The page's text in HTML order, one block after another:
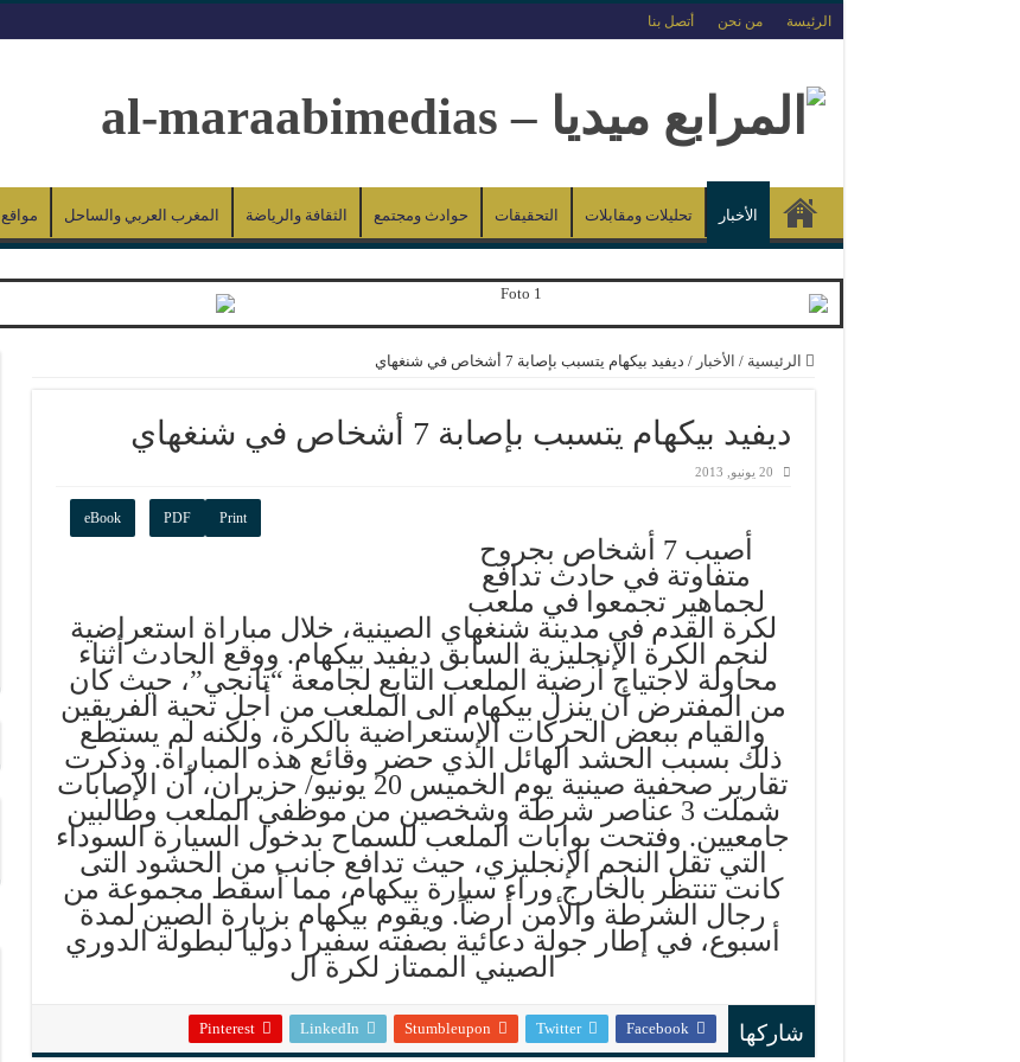
الرئيسة من نحن أتصل بنا
الأخبار تحليلات ومقابلات التحقيقات حوادث ومجتمع الثقافة والرياضة المغرب العربي والساحل مواقع
الرئيسية / الأخبار / ديفيد بيكهام يتسبب بإصابة 7 أشخاص في شنغهاي
ديفيد بيكهام يتسبب بإصابة 7 أشخاص في شنغهاي
20 يونيو, 2013
Print
PDF
eBook
أصيب 7 أشخاص بجروح
متفاوتة في حادث تدافع
لجماهير تجمعوا في ملعب
لكرة القدم في مدينة شنغهاي الصينية، خلال مباراة استعراضية
لنجم الكرة الإنجليزية السابق ديفيد بيكهام. ووقع الحادث أثناء
محاولة لاجتياح أرضية الملعب التابع لجامعة “تانجي”، حيث كان
من المفترض أن ينزل بيكهام الى الملعب من أجل تحية الفريقين
والقيام ببعض الحركات الإستعراضية بالكرة، ولكنه لم يستطع
ذلك بسبب الحشد الهائل الذي حضر وقائع هذه المباراة. وذكرت
تقارير صحفية صينية يوم الخميس 20 يونيو/ حزيران، أن الإصابات
شملت 3 عناصر شرطة وشخصين من موظفي الملعب وطالبين
جامعيين. وفتحت بوابات الملعب للسماح بدخول السيارة السوداء
التي تقل النجم الإنجليزي، حيث تدافع جانب من الحشود التى
كانت تنتظر بالخارج وراء سيارة بيكهام، مما أسقط مجموعة من
رجال الشرطة والأمن أرضاً. ويقوم بيكهام بزيارة الصين لمدة
أسبوع، في إطار جولة دعائية بصفته سفيرا دوليا لبطولة الدوري
الصيني الممتاز لكرة ال
شاركها Facebook
Twitter
Stumbleupon
LinkedIn
Pinterest